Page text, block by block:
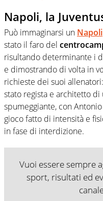
Napoli, la
Può immaginarsi un Napoli
stato il faro del
risultando determinante i
e dimostrando di volta in
richieste dei suoi
stato regista e architetto di
spumeggiante, con Antonio
gioco fatto di intensità e
in fase di interdizione.
Vuoi essere sempre
sport, risultati ed